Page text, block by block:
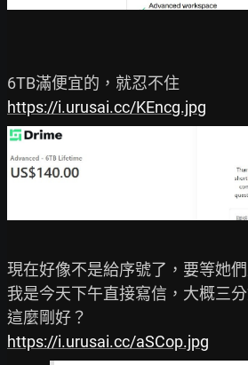
https://i.urusai.cc/KEncg.jpg
現在好像不是給序號了，要等她
我是今天下午直接寫信，大概三
https://i.urusai.cc/aSCop.jpg